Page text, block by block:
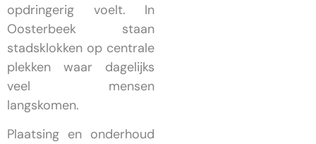
opdringerig voelt. In
Oosterbeek staan
stadsklokken op centrale
plekken waar dagelijks
veel mensen
langskomen.
Plaatsing en onderhoud